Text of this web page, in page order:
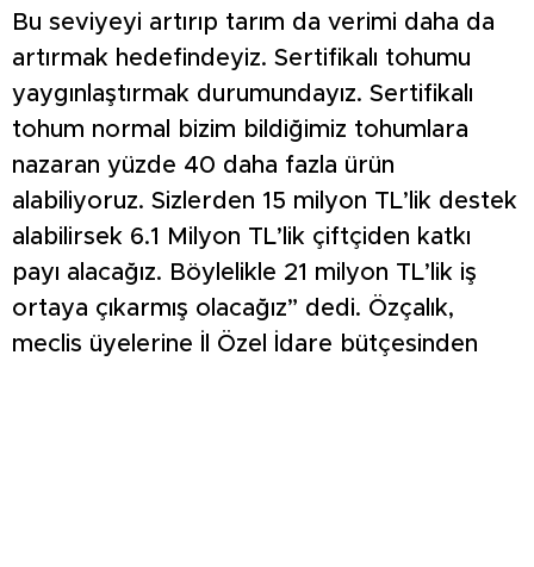
Bu seviyeyi artırıp tarım da verimi daha da
artırmak hedefindeyiz. Sertifikalı tohumu
yaygınlaştırmak durumundayız. Sertifikalı
tohum normal bizim bildiğimiz tohumlara
nazaran yüzde 40 daha fazla ürün
alabiliyoruz. Sizlerden 15 milyon TL’lik destek
alabilirsek 6.1 Milyon TL’lik çiftçiden katkı
payı alacağız. Böylelikle 21 milyon TL’lik iş
ortaya çıkarmış olacağız” dedi. Özçalık,
meclis üyelerine İl Özel İdare bütçesinden